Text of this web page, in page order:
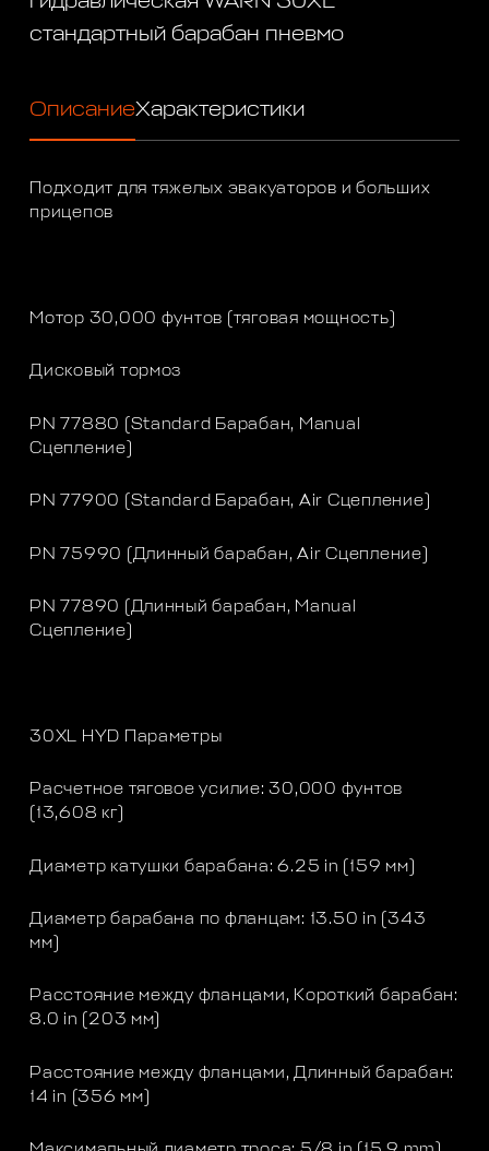
стандартный барабан пневмо
ОписаниеХарактеристики
Подходит для тяжелых эвакуаторов и больших
прицепов
Мотор 30,000 фунтов (тяговая мощность)
Дисковый тормоз
PN 77880 (Standard Барабан, Manual
Сцепление)
PN 77900 (Standard Барабан, Air Сцепление)
PN 75990 (Длинный барабан, Air Сцепление)
PN 77890 (Длинный барабан, Manual
Сцепление)
30XL HYD Параметры
Расчетное тяговое усилие: 30,000 фунтов
(13,608 кг)
Диаметр катушки барабана: 6.25 in (159 мм)
Диаметр барабана по фланцам: 13.50 in (343
мм)
Расстояние между фланцами, Короткий барабан:
8.0 in (203 мм)
Расстояние между фланцами, Длинный барабан:
14 in (356 мм)